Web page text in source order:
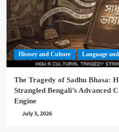
History and Culture Language
The Tragedy of Sadhu Bhasa:
Strangled Bengali’s Advanced
Engine
July 3, 2026